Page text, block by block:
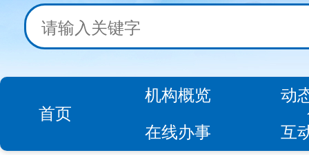
首页
机构概览
动
在线办事
互